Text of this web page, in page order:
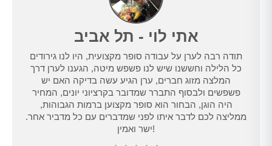
אתי לוי - תל אביב
תודה רבה לערן על עבודה סופר מקצועית, היו לנו גירודים
כל הלילה וחששנו שיש לנו פשפש מיטה, הגענו לערן דרך
המלצה מזוג חברים, ערן הגיע עשה בדיקה האם יש
פשפשים ולבסוף התברר שמדובר בקרציוני יונים, המחיר
היה הוגן, הבחור הוא סופר מקצוען ברמות הגבוהות,
ממליצה לכם לדבר איתו לפני שמדברים עם כל מדביר אחר.
ישר ואמין!